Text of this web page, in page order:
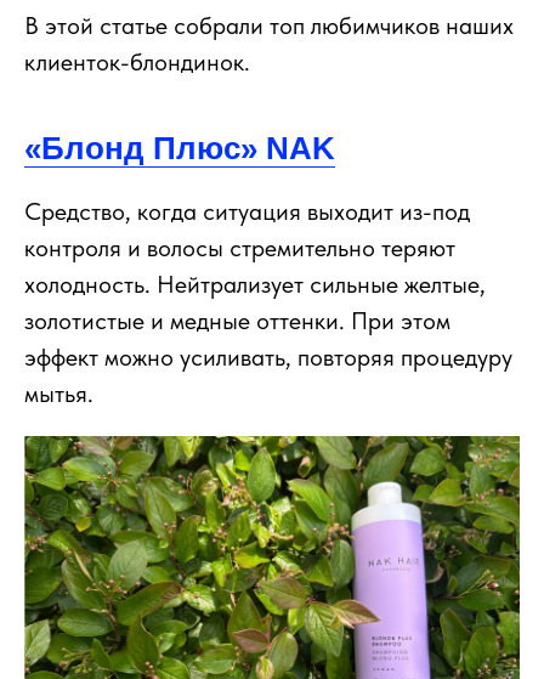
В этой статье собрали топ любимчиков наших
клиенток-блондинок.
«Блонд Плюс» NAK
Средство, когда ситуация выходит из-под
контроля и волосы стремительно теряют
холодность. Нейтрализует сильные желтые,
золотистые и медные оттенки. При этом
эффект можно усиливать, повторяя процедуру
мытья.